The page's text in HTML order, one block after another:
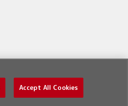
Accept All Cookies